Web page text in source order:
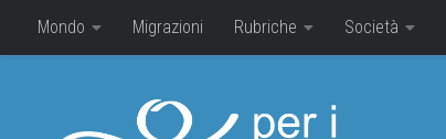
Mondo Migrazioni Rubriche Società